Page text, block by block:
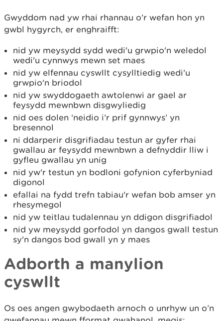
Gwyddom nad yw rhai rhannau o’r wefan hon yn
gwbl hygyrch, er enghraifft:
nid yw meysydd sydd wedi'u grwpio'n weledol
wedi'u cynnwys mewn set maes
nid yw elfennau cyswllt cysylltiedig wedi’u
grwpio'n briodol
nid yw swyddogaeth awtolenwi ar gael ar
feysydd mewnbwn disgwyliedig
nid oes dolen ‘neidio i’r prif gynnwys’ yn
bresennol
ni ddarperir disgrifiadau testun ar gyfer rhai
gwallau ar feysydd mewnbwn a defnyddir lliw i
gyfleu gwallau yn unig
nid yw'r testun yn bodloni gofynion cyferbyniad
digonol
efallai na fydd trefn tabiau'r wefan bob amser yn
rhesymegol
nid yw teitlau tudalennau yn ddigon disgrifiadol
nid yw meysydd gorfodol yn dangos gwall testun
sy'n dangos bod gwall yn y maes
Adborth a manylion
cyswllt
Os oes angen gwybodaeth arnoch o unrhyw un o’n